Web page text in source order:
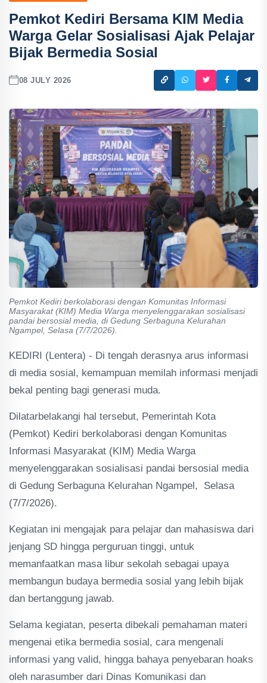
Pemkot Kediri Bersama KIM Media
Warga Gelar Sosialisasi Ajak Pelajar
Bijak Bermedia Sosial
08 JULY 2026
Pemkot Kediri berkolaborasi dengan Komunitas Informasi
Masyarakat (KIM) Media Warga menyelenggarakan sosialisasi
pandai bersosial media, di Gedung Serbaguna Kelurahan
Ngampel, Selasa (7/7/2026).
KEDIRI (Lentera) - Di tengah derasnya arus informasi
di media sosial, kemampuan memilah informasi menjadi
bekal penting bagi generasi muda.
Dilatarbelakangi hal tersebut, Pemerintah Kota
(Pemkot) Kediri berkolaborasi dengan Komunitas
Informasi Masyarakat (KIM) Media Warga
menyelenggarakan sosialisasi pandai bersosial media
di Gedung Serbaguna Kelurahan Ngampel, Selasa
(7/7/2026).
Kegiatan ini mengajak para pelajar dan mahasiswa dari
jenjang SD hingga perguruan tinggi, untuk
memanfaatkan masa libur sekolah sebagai upaya
membangun budaya bermedia sosial yang lebih bijak
dan bertanggung jawab.
Selama kegiatan, peserta dibekali pemahaman materi
mengenai etika bermedia sosial, cara mengenali
informasi yang valid, hingga bahaya penyebaran hoaks
oleh narasumber dari Dinas Komunikasi dan